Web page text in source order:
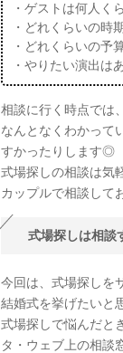
・ゲストは何人く
・どれくらいの時
・どれくらいの予
・やりたい演出は
相談に行く時点では
なんとなくわかって
すかったりします◎
式場探しの相談は気
カップルで相談して
式場探しは相談
今回は、式場探しを
結婚式を挙げたいと
式場探しで悩んだと
タ・ウェブ上の相談